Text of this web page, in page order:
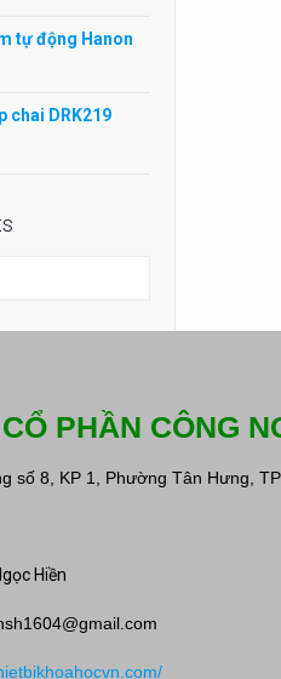
tự động Hanon
chai DRK219
PHẦN CÔNG
số 8, KP 1, Phường Tân Hưng,
Hiền